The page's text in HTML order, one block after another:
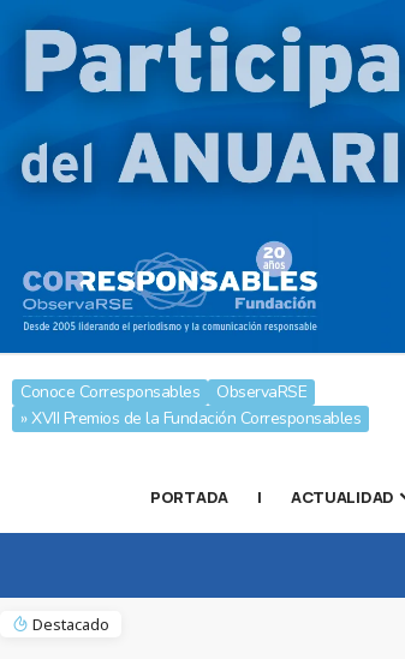
Conoce Corresponsables
ObservaRSE
» XVII Premios de la Fundación Corresponsables
PORTADA | ACTUALIDAD
Destacado